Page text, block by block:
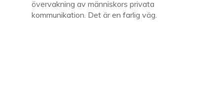
övervakning av människors privata
kommunikation. Det är en farlig väg.